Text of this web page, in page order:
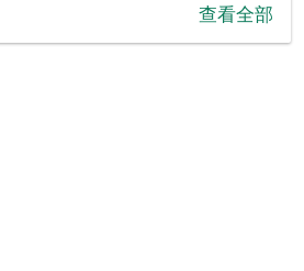
查看全部